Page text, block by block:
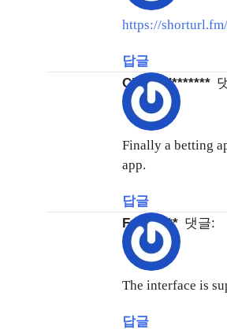
https://
답글
cldorad*******
Finally a betting
app.
답글
fxfx1**** 댓글:
The interface is
답글